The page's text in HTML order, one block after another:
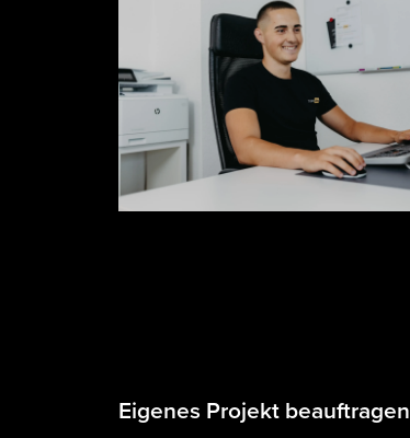
Eigenes Projekt beauftragen